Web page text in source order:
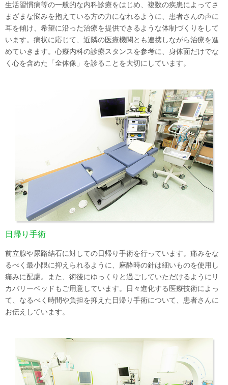
生活習慣病等の一般的な内科診療をはじめ、複数の疾患によってさ
まざまな悩みを抱えている方の力になれるように、患者さんの声に
耳を傾け、希望に沿った治療を提供できるような体制づくりをして
います。病状に応じて、近隣の医療機関とも連携しながら治療を進
めていきます。心療内科の診療スタンスを参考に、身体面だけでな
く心を含めた「全体像」を診ることを大切にしています。
日帰り手術
前立腺や尿路結石に対しての日帰り手術を行っています。痛みをな
るべく最小限に抑えられるように、麻酔時の針は細いものを使用し
痛みに配慮。また、術後にゆっくりと過ごしていただけるようにリ
カバリーベッドもご用意しています。日々進化する医療技術によっ
て、なるべく時間や負担を抑えた日帰り手術について、患者さんに
お伝えしています。